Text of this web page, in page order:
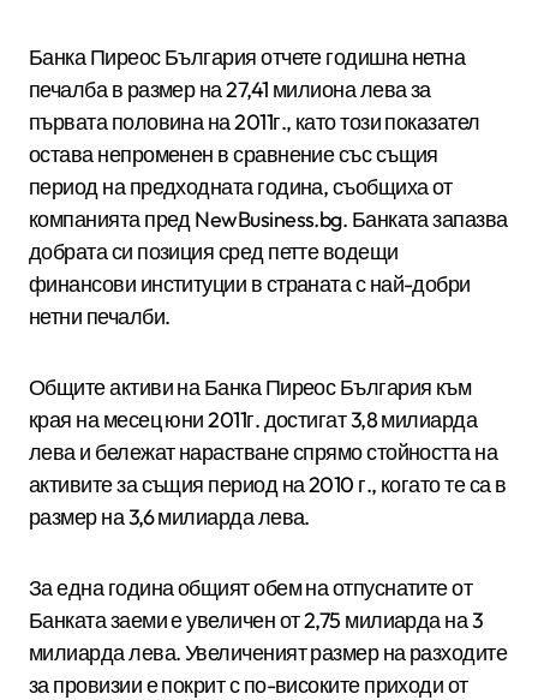
Банка Пиреос България отчете годишна нетна
печалба в размер на 27,41 милиона лева за
първата половина на 2011г., като този показател
остава непроменен в сравнение със същия
период на предходната година, съобщиха от
компанията пред NewBusiness.bg. Банката запазва
добрата си позиция сред петте водещи
финансови институции в страната с най-добри
нетни печалби.
Общите активи на Банка Пиреос България към
края на месец юни 2011г. достигат 3,8 милиарда
лева и бележат нарастване спрямо стойността на
активите за същия период на 2010 г., когато те са в
размер на 3,6 милиарда лева.
За една година общият обем на отпуснатите от
Банката заеми е увеличен от 2,75 милиарда на 3
милиарда лева. Увеличеният размер на разходите
за провизии е покрит с по-високите приходи от